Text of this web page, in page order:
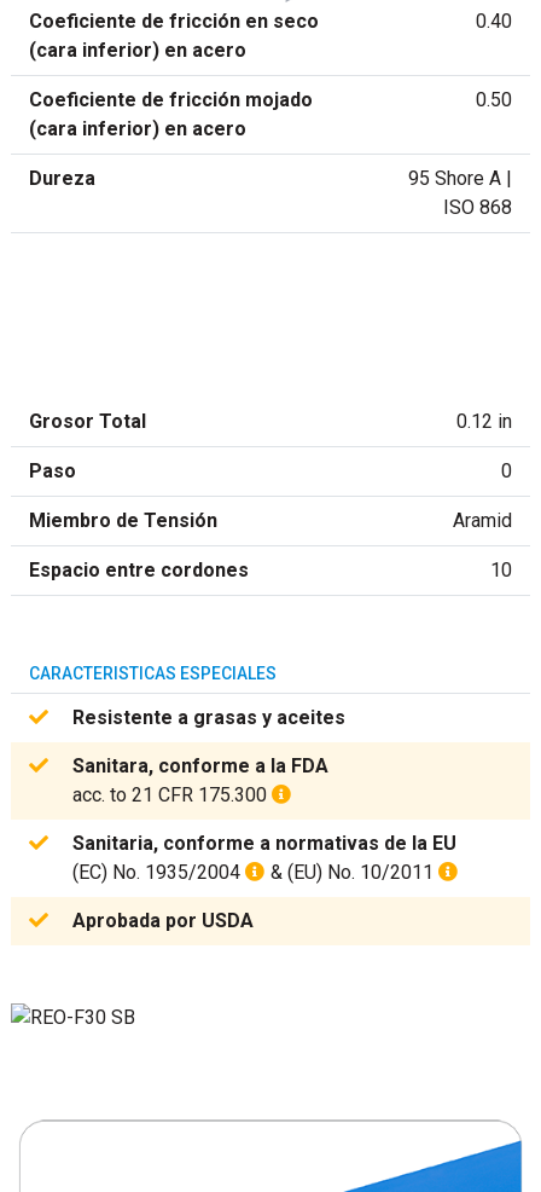
Coeficiente de fricción en seco
(cara inferior) en acero
0.40
Coeficiente de fricción mojado
(cara inferior) en acero
0.50
Dureza
95 Shore A |
ISO 868
Grosor Total 0.12 in
Paso 0
Miembro de Tensión Aramid
Espacio entre cordones 10
CARACTERISTICAS ESPECIALES
Resistente a grasas y aceites
Sanitara, conforme a la FDA
acc. to 21 CFR 175.300
Sanitaria, conforme a normativas de la EU
(EC) No. 1935/2004
& (EU) No. 10/2011
Aprobada por USDA